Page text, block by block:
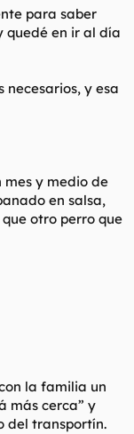
para saber
quedé en ir al día
necesarios, y esa
mes y medio de
en salsa,
otro perro que
la familia un
más cerca” y
del transportín.